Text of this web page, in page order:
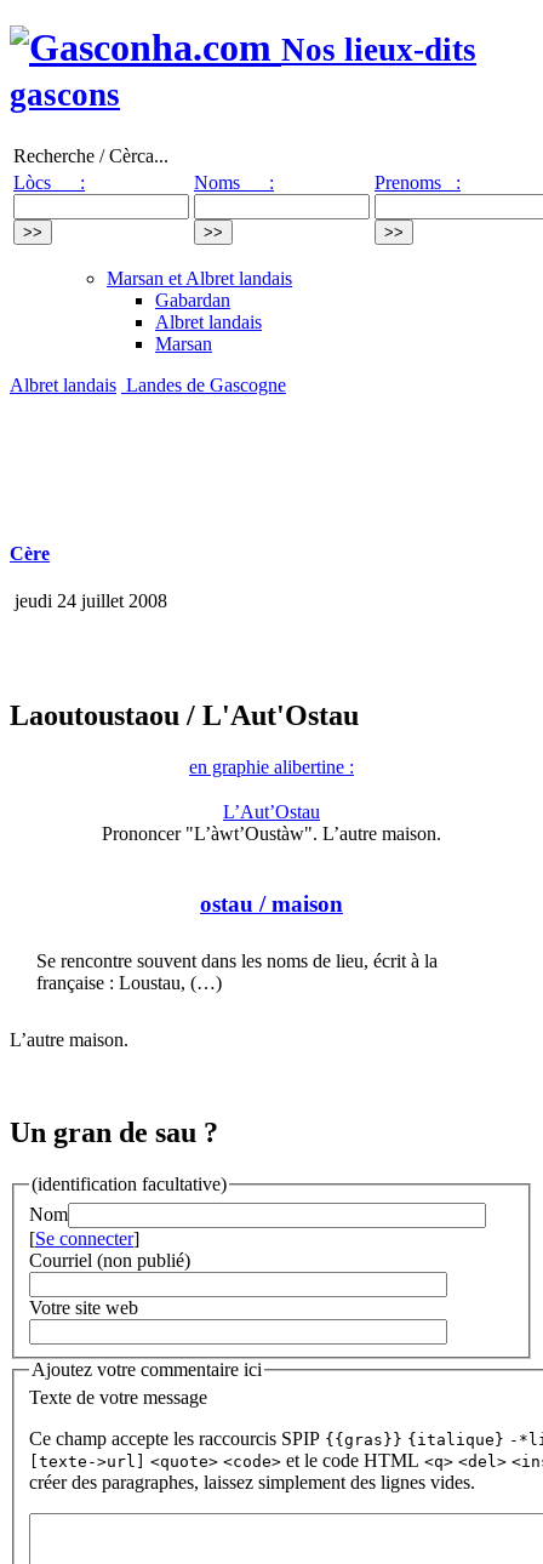
Nos lieux-dits
gascons
Recherche / Cèrca...
Lòcs :
Noms : Prenoms :
Marsan et Albret landais
Gabardan
Albret landais
Marsan
Albret landais Landes de Gascogne
Cère
jeudi 24 juillet 2008
Laoutoustaou / L'Aut'Ostau
en graphie alibertine :
L’Aut’Ostau
Prononcer "L’àwt’Oustàw". L’autre maison.
ostau / maison
Se rencontre souvent dans les noms de lieu, écrit à la
française : Loustau, (…)
L’autre maison.
Un gran de sau ?
(identification facultative)
Nom
[Se connecter]
Courriel (non publié)
Votre site web
Ajoutez votre commentaire ici
Texte de votre message
Ce champ accepte les raccourcis SPIP {{gras}} {italique} -
[texte->url]
<quote> <code> et le code HTML <q> <del>
créer des paragraphes, laissez simplement des lignes vides.